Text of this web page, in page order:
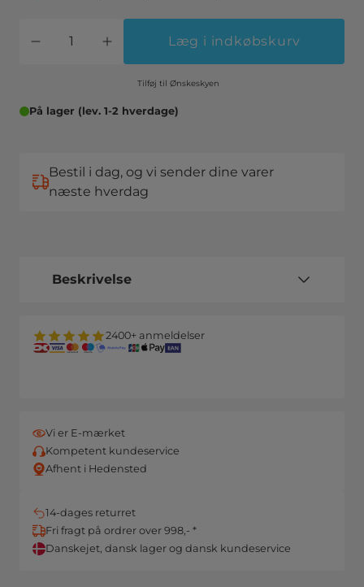
Læg i indkøbskurv
Tilføj til Ønskeskyen
På lager (lev. 1-2 hverdage)
Bestil i dag, og vi sender dine varer
næste hverdag
Beskrivelse
2400+ anmeldelser
Vi er E-mærket
Kompetent kundeservice
Afhent i Hedensted
14-dages returret
Fri fragt på ordrer over 998,- *
Danskejet, dansk lager og dansk kundeservice